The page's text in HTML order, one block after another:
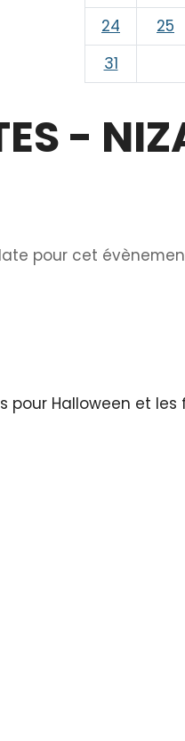
24
25
31
-
pour Halloween et les
pour cet